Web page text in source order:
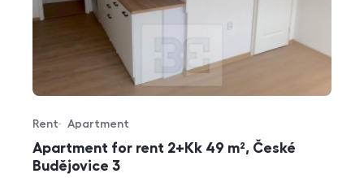
Apartment for rent 2+Kk 49 m², České
Budějovice 3
Offer type
Rent
Property type
Apartment